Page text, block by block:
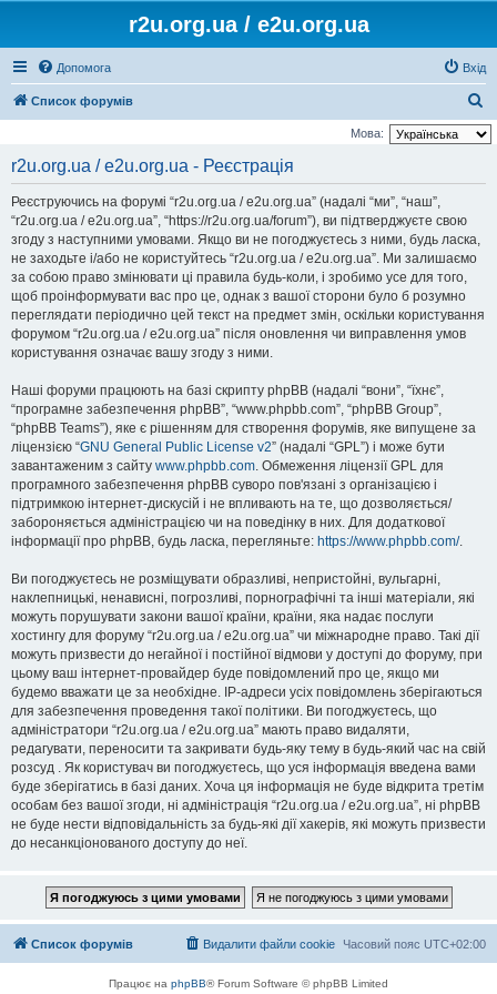
r2u.org.ua / e2u.org.ua
Допомога Вхід
Список форумів
о
Мова:
r2u.org.ua / e2u.org.ua - Реєстрація
Реєструючись на форумі “r2u.org.ua / e2u.org.ua” (надалі “ми”, “наш”,
“r2u.org.ua / e2u.org.ua”, “https://r2u.org.ua/forum”), ви підтверджуєте свою
згоду з наступними умовами. Якщо ви не погоджуєтесь з ними, будь ласка,
не заходьте і/або не користуйтесь “r2u.org.ua / e2u.org.ua”. Ми залишаємо
за собою право змінювати ці правила будь-коли, і зробимо усе для того,
щоб проінформувати вас про це, однак з вашої сторони було б розумно
переглядати періодично цей текст на предмет змін, оскільки користування
форумом “r2u.org.ua / e2u.org.ua” після оновлення чи виправлення умов
користування означає вашу згоду з ними.
Наші форуми працюють на базі скрипту phpBB (надалі “вони”, “їхнє”,
“програмне забезпечення phpBB”, “www.phpbb.com”, “phpBB Group”,
“phpBB Teams”), яке є рішенням для створення форумів, яке випущене за
ліцензією “GNU General Public License v2” (надалі “GPL”) і може бути
завантаженим з сайту www.phpbb.com. Обмеження ліцензії GPL для
програмного забезпечення phpBB суворо пов'язані з організацією і
підтримкою інтернет-дискусій і не впливають на те, що дозволяється/
забороняється адміністрацією чи на поведінку в них. Для додаткової
інформації про phpBB, будь ласка, перегляньте: https://www.phpbb.com/.
Ви погоджуєтесь не розміщувати образливі, непристойні, вульгарні,
наклепницькі, ненависні, погрозливі, порнографічні та інші матеріали, які
можуть порушувати закони вашої країни, країни, яка надає послуги
хостингу для форуму “r2u.org.ua / e2u.org.ua” чи міжнародне право. Такі дії
можуть призвести до негайної і постійної відмови у доступі до форуму, при
цьому ваш інтернет-провайдер буде повідомлений про це, якщо ми
будемо вважати це за необхідне. IP-адреси усіх повідомлень зберігаються
для забезпечення проведення такої політики. Ви погоджуєтесь, що
адміністратори “r2u.org.ua / e2u.org.ua” мають право видаляти,
редагувати, переносити та закривати будь-яку тему в будь-який час на свій
розсуд . Як користувач ви погоджуєтесь, що уся інформація введена вами
буде зберігатись в базі даних. Хоча ця інформація не буде відкрита третім
особам без вашої згоди, ні адміністрація “r2u.org.ua / e2u.org.ua”, ні phpBB
не буде нести відповідальність за будь-які дії хакерів, які можуть призвести
до несанкціонованого доступу до неї.
Список форумів Часовий пояс UTC+02:00
Видалити файли cookie
Працює на phpBB® Forum Software © phpBB Limited